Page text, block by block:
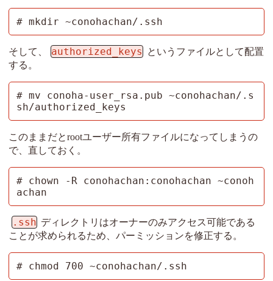
# mkdir ~conohachan/.ssh
そして、 authorized_keys というファイルとして配置
する。
# mv conoha-user_rsa.pub ~conohachan/.s
sh/authorized_keys
このままだとrootユーザー所有ファイルになってしまうの
で、直しておく。
# chown -R conohachan:conohachan ~conoh
achan
.ssh ディレクトリはオーナーのみアクセス可能である
ことが求められるため、パーミッションを修正する。
# chmod 700 ~conohachan/.ssh